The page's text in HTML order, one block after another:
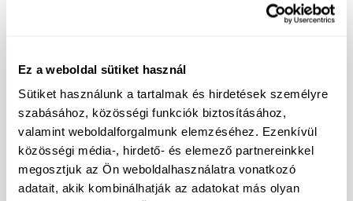
Ez a weboldal sütiket használ
Sütiket használunk a tartalmak és hirdetések személyre
szabásához, közösségi funkciók biztosításához,
valamint weboldalforgalmunk elemzéséhez. Ezenkívül
közösségi média-, hirdető- és elemező partnereinkkel
megosztjuk az Ön weboldalhasználatra vonatkozó
adatait, akik kombinálhatják az adatokat más olyan